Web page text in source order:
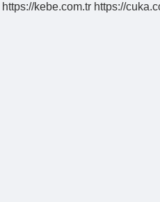
https://kebe.com.tr https://